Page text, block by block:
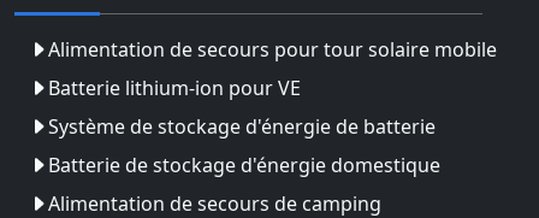
Alimentation de secours pour tour solaire mobile
Batterie lithium-ion pour VE
Système de stockage d'énergie de batterie
Batterie de stockage d'énergie domestique
Alimentation de secours de camping